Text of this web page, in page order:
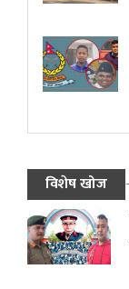
विशेष खोज